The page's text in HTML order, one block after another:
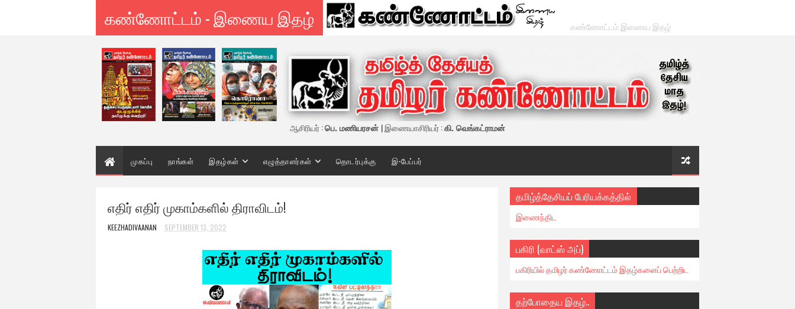
கண்ணோட்டம் - இணைய இதழ் கண்ணோட்டம் இணைய இதழ்
ஆசிரியர் :பெ. மணியரசன் | இணையாசிரியர் :கி. வெங்கட்ராமன்
முகப்பு நாங்கள் இதழ்கள் எழுத்தாளர்கள் தொடர்புக்கு இ-பேப்பர்
எதிர் எதிர் முகாம்களில் திராவிடம்!
KEEZHADIVAANAN SEPTEMBER 13, 2022
தமிழ்த்தேசியப் பேரியக்கத்தில்
இணைந்திட
பகிரி (வாட்ஸ் அப்)
பகிரியில் தமிழர் கண்ணோட்டம் இதழ்களைப் பெற்றிட
தற்போதைய இதழ்..